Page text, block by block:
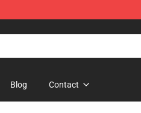
Blog Contact